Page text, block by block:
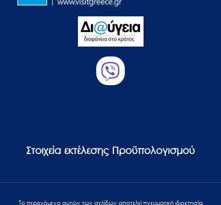
Στοιχεία εκτέλεσης Προϋπολογισμού
Το περιεχόμενο αυτών των σελίδων αποτελεί πvευματική ιδιοκτησία